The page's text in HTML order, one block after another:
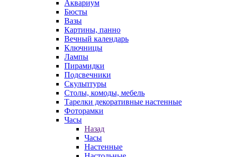
Аквариум
Бюсты
Вазы
Картины, панно
Вечный календарь
Ключницы
Лампы
Пирамидки
Подсвечники
Скульптуры
Столы, комоды, мебель
Тарелки декоративные настенные
Фоторамки
Часы
Назад
Часы
Настенные